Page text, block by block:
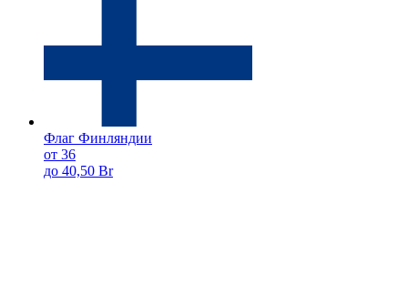
Флаг Финляндии
от 36
до 40,50 Br